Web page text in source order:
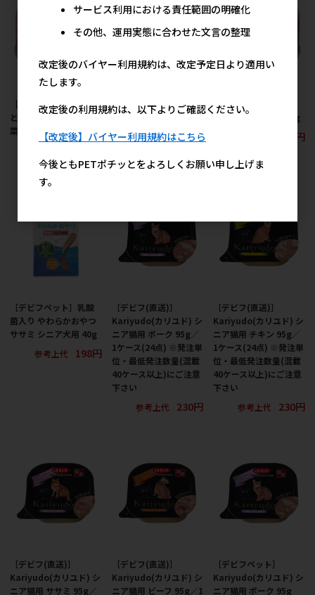
［デビフペット］とろ
とろまぐろ まぐろと根
菜 60g
［デビフペット］とろ
とろまぐろ まぐろと緑
黄色野菜 60g
［デビフペット］とろ
とろまぐろ まぐろ 60g
209円
［デビフペット］乳酸
菌入り やわらかおやつ
ササミ シニア犬用 40g
参考上代
198円
［デビフ(直送)］
Kariyudo(カリユド) シ
ニア猫用 ポーク 95g／
1ケース(24点) ※発注単
位・最低発注数量(混載
40ケース以上)にご注意
下さい
参考上代
230円
［デビフ(直送)］
Kariyudo(カリユド) シ
ニア猫用 チキン 95g／
1ケース(24点) ※発注単
位・最低発注数量(混載
40ケース以上)にご注意
下さい
参考上代
230円
［デビフ(直送)］
Kariyudo(カリユド) シ
ニア猫用 ササミ 95g／
［デビフ(直送)］
Kariyudo(カリユド) シ
ニア猫用 ビーフ 95g／1
［デビフペット］
Kariyudo(カリユド) シ
ニア猫用 ポーク 95g
サービス利用における責任範囲の明確化
その他、運用実態に合わせた文言の整理
改定後のバイヤー利用規約は、改定予定日より適用い
たします。
改定後の利用規約は、以下よりご確認ください。
【改定後】バイヤー利用規約はこちら
今後ともPETポチッとをよろしくお願い申し上げま
す。